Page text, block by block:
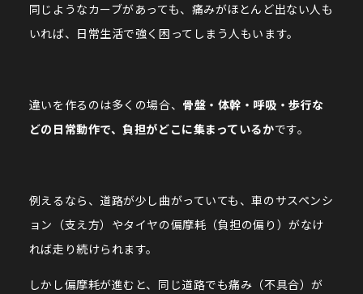
同じようなカーブがあっても、痛みがほとんど出ない人も
いれば、日常生活で強く困ってしまう人もいます。
違いを作るのは多くの場合、 骨盤・体幹・呼吸・歩行な
どの日常動作で、負担がどこに集まっているかです。
例えるなら、道路が少し曲がっていても、車のサスペンシ
ョン（支え方）やタイヤの偏摩耗（負担の偏り）がなけ
れば走り続けられます。
しかし偏摩耗が進むと、同じ道路でも痛み（不具合）が